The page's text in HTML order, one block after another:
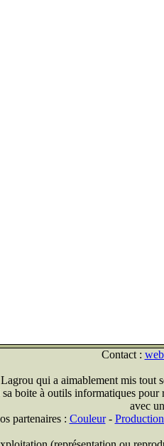
Contact :
qui a aimablement mis tout
boite à outils informatiques
avec
partenaires : Couleur-